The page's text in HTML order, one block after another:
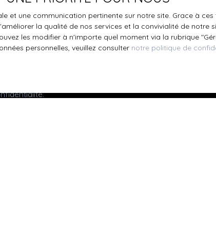
gratuitement sur la liste d'opposition au démarchage
L223-1 du code de la consommation, sur le site Internet
ou par courrier adressé à :
plus sur le traitement de vos données personnelles,
.
et une communication pertinente sur notre site. Grace à
la qualité de nos services et la convivialité de notre
les modifier à n'importe quel moment via la rubrique
personnelles, veuillez consulter notre politique de